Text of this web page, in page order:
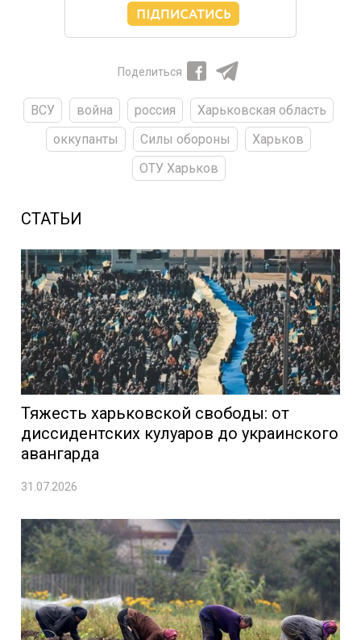
Поделиться
ВСУ война россия
Харьковская область
оккупанты
Силы обороны
Харьков
ОТУ Харьков
СТАТЬИ
Тяжесть харьковской свободы: от
диссидентских кулуаров до украинского
авангарда
31.07.2026